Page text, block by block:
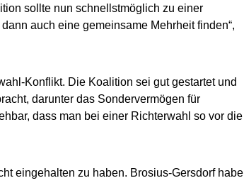
sollte nun schnellstmöglich zu einer
auch eine gemeinsame Mehrheit finden“,
Konflikt. Die Koalition sei gut gestartet und
darunter das Sondervermögen für
dass man bei einer Richterwahl so vor die
eingehalten zu haben. Brosius-Gersdorf habe